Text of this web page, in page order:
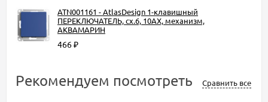
ATN001161 - AtlasDesign 1-клавишный
ПЕРЕКЛЮЧАТЕЛЬ, сх.6, 10АХ, механизм,
АКВАМАРИН
466₽
Рекомендуем посмотреть Сравнить все